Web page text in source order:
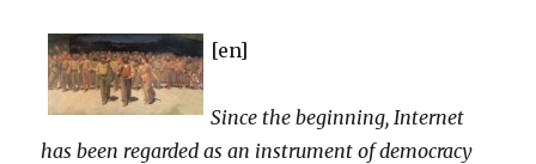
[en]
Since the beginning, Internet
has been regarded as an instrument of democracy